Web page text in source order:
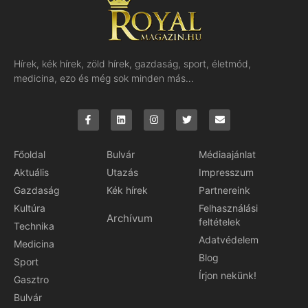
Hírek, kék hírek, zöld hírek, gazdaság, sport, életmód,
medicina, ezo és még sok minden más…
Főoldal
Aktuális
Gazdaság
Kultúra
Technika
Medicina
Sport
Gasztro
Bulvár
Bulvár
Utazás
Kék hírek
Archívum
Médiaajánlat
Impresszum
Partnereink
Felhasználási
feltételek
Adatvédelem
Blog
Írjon nekünk!